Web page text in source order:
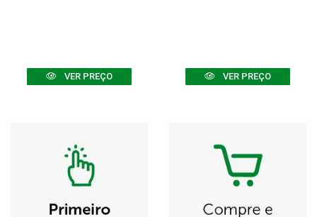
VER PREÇO VER PREÇO